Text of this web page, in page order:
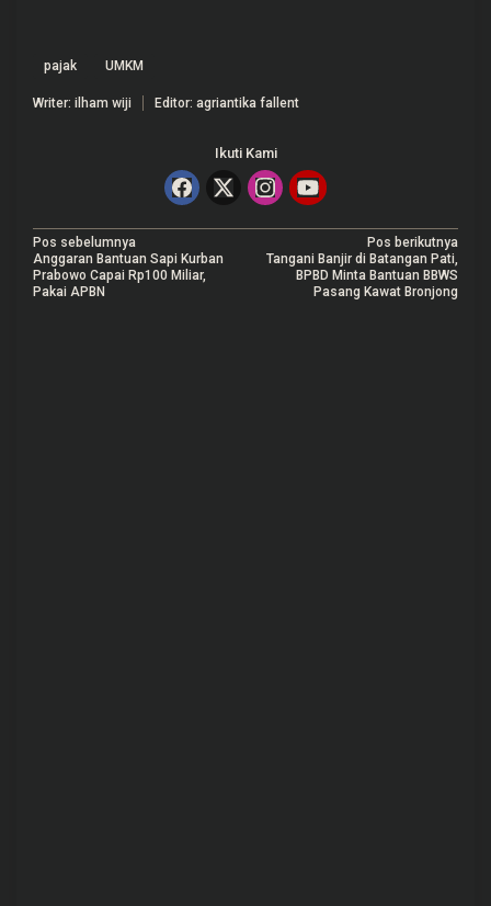
pajak UMKM
Writer: ilham wiji Editor: agriantika fallent
Ikuti Kami
N
a
Pos sebelumnya
Anggaran Bantuan Sapi Kurban
Prabowo Capai Rp100 Miliar,
Pakai APBN
Pos berikutnya
Tangani Banjir di Batangan Pati,
BPBD Minta Bantuan BBWS
Pasang Kawat Bronjong